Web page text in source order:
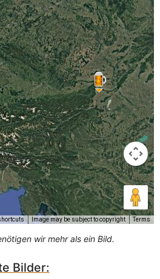
Image may be subject to copyright Terms
wir mehr als ein Bild.
Bilder: